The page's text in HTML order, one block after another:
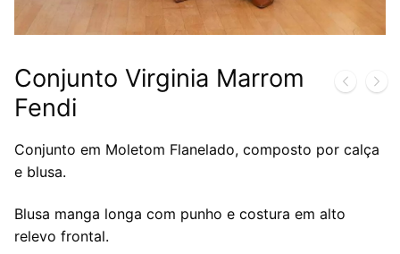
Conjunto Virginia Marrom
Fendi
Conjunto em Moletom Flanelado, composto por calça
e blusa.
Blusa manga longa com punho e costura em alto
relevo frontal.